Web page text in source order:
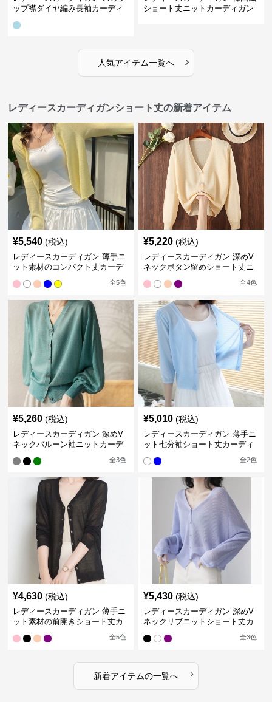
ップ襟ダイヤ編み長袖カーディ
ショート丈ニットカーディガン
人気アイテム一覧へ ›
レディースカーディガンショート丈の新着アイテム
¥5,540 (税込)
レディースカーディガン 薄手ニ
ット素材のコンパクト丈カーデ
全5色
¥5,220 (税込)
レディースカーディガン 深めV
ネックボタン留めショート丈ニ
全4色
¥5,260 (税込)
レディースカーディガン 深めV
ネックバルーン袖ニットカーデ
全3色
¥5,010 (税込)
レディースカーディガン 薄手ニ
ット七分袖ショート丈カーディ
全2色
¥4,630 (税込)
レディースカーディガン 薄手ニ
ット素材の前開きショート丈カ
全5色
¥5,430 (税込)
レディースカーディガン 深めV
ネックリブニットショート丈カ
全3色
新着アイテムの一覧へ ›